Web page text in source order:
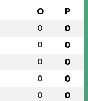
O P
0 0
0 0
0 0
0 0
0 0